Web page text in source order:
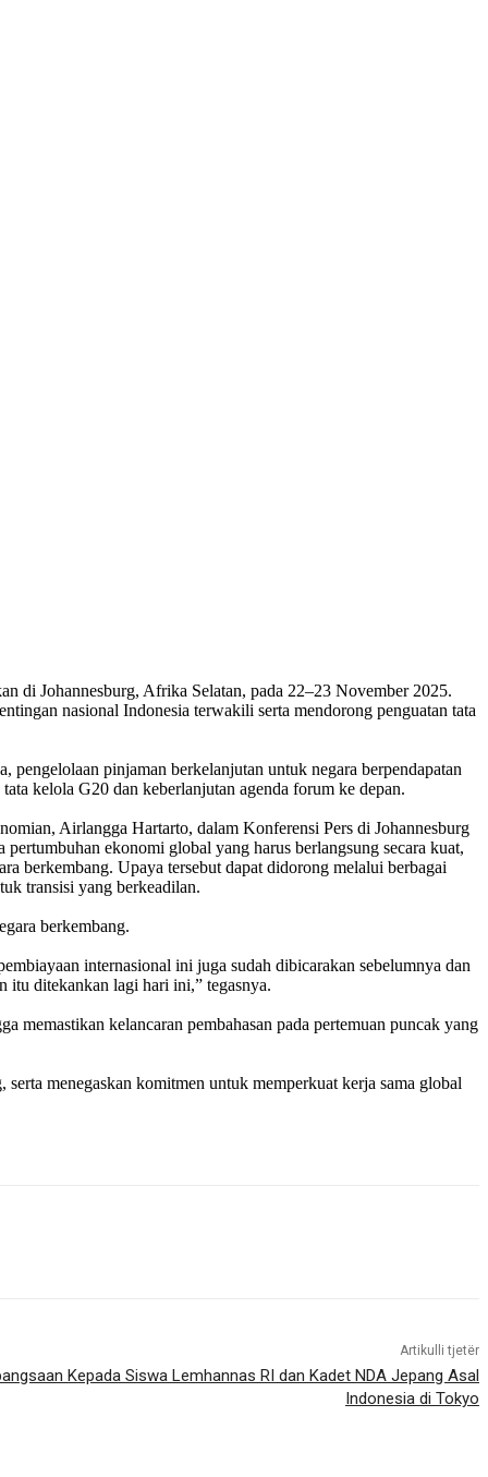
di Johannesburg, Afrika Selatan, pada 22–23 November 2025.
nasional Indonesia terwakili serta mendorong penguatan tata
pengelolaan pinjaman berkelanjutan untuk negara berpendapatan
kelola G20 dan keberlanjutan agenda forum ke depan.
Airlangga Hartarto, dalam Konferensi Pers di Johannesburg
ekonomi global yang harus berlangsung secara kuat,
berkembang. Upaya tersebut dapat didorong melalui berbagai
transisi yang berkeadilan.
berkembang.
internasional ini juga sudah dibicarakan sebelumnya dan
itu ditekankan lagi hari ini,” tegasnya.
memastikan kelancaran pembahasan pada pertemuan puncak yang
menegaskan komitmen untuk memperkuat kerja sama global
Artikulli tjetër
Kepada Siswa Lemhannas RI dan Kadet NDA Jepang Asal
Indonesia di Tokyo